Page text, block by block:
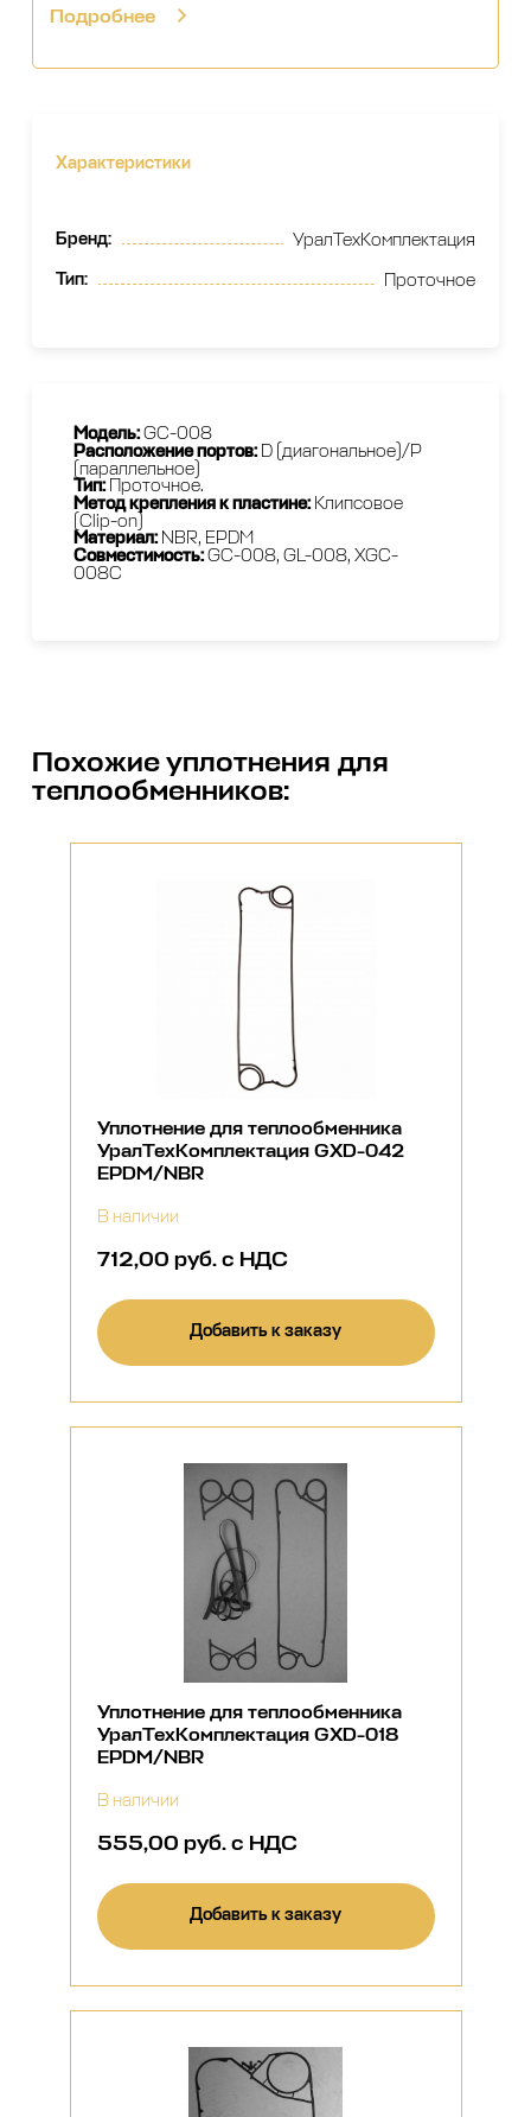
Подробнее
Характеристики
Бренд: УралТехКомплектация
Тип: Проточное
Модель:GC-008
Расположение портов:D (диагональное)/P
(параллельное)
Тип:Проточное.
Метод крепления к пластине:Клипсовое
(Clip-on)
Материал:NBR, EPDM
Совместимость:GС-008, GL-008, XGC-
008C
Похожиеуплотнения для
теплообменников:
Уплотнение для теплообменника
УралТехКомплектация GXD-042
EPDM/NBR
В наличии
712,00 руб. с НДС
Добавить к заказу
Уплотнение для теплообменника
УралТехКомплектация GXD-018
EPDM/NBR
В наличии
555,00 руб. с НДС
Добавить к заказу